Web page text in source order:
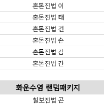
혼돈진법 이
혼돈진법 태
혼돈진법 건
혼돈진법 손
혼돈진법 감
혼돈진법 간
화운수염 랜덤패키지
칠보진법 곤